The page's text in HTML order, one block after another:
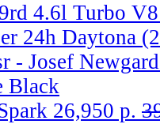
4.6l Turbo V8
24h Daytona
- Josef
Black
26,950 р.